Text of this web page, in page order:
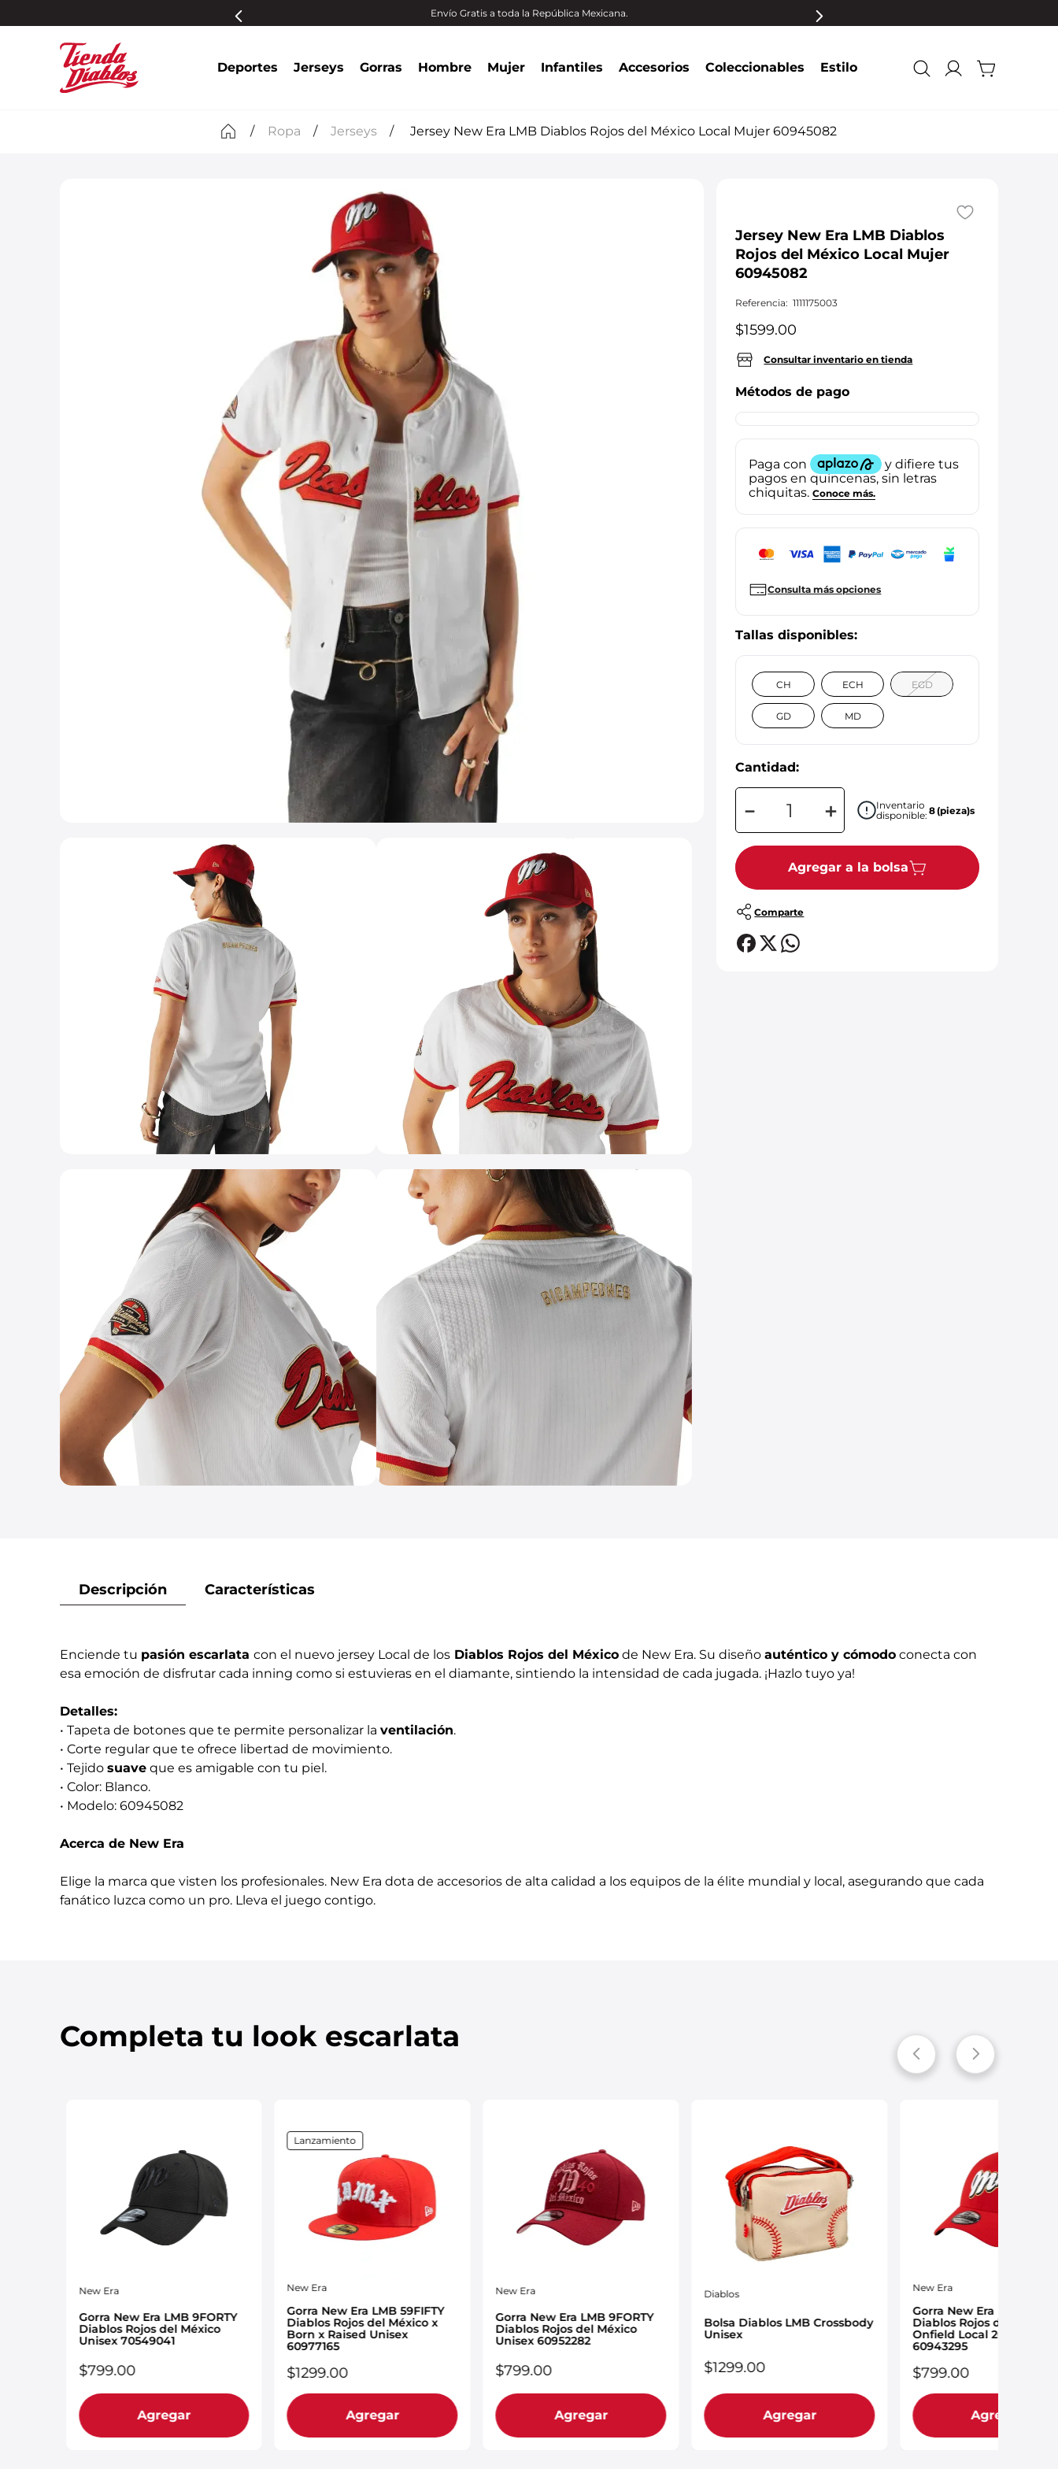
Envío Gratis a toda la República Mexicana.
Deportes Jerseys Gorras Hombre Mujer Infantiles Accesorios Coleccionables Estilo
Ropa Jerseys Jersey New Era LMB Diablos Rojos del México Local Mujer 60945082
Jersey New Era LMB Diablos
Rojos del México Local Mujer
60945082
Referencia: 1111175003
$1599.00
Consultar inventario en tienda
Métodos de pago
Consulta más opciones
CH ECH EGD
GD MD
Cantidad:
＋
－
Inventario
disponible: 8(pieza)s
Agregar a la bolsa
Comparte
Descripción Características
Enciende tu pasión escarlata con el nuevo jersey Local de los Diablos Rojos del México de New Era. Su diseño auténtico y cómodo conecta con
esa emoción de disfrutar cada inning como si estuvieras en el diamante, sintiendo la intensidad de cada jugada. ¡Hazlo tuyo ya!
Detalles:
• Tapeta de botones que te permite personalizar la ventilación.
• Corte regular que te ofrece libertad de movimiento.
• Tejido suave que es amigable con tu piel.
• Color: Blanco.
• Modelo: 60945082
Acerca de New Era
Elige la marca que visten los profesionales. New Era dota de accesorios de alta calidad a los equipos de la élite mundial y local, asegurando que cada
fanático luzca como un pro. Lleva el juego contigo.
Completa tu look escarlata
New Era
Gorra New Era LMB 9FORTY
Diablos Rojos del México
Unisex 70549041
$799.00
Agregar
Lanzamiento
New Era
Gorra New Era LMB 59FIFTY
Diablos Rojos del México x
Born x Raised Unisex
60977165
$1299.00
Agregar
New Era
Gorra New Era LMB 9FORTY
Diablos Rojos del México
Unisex 60952282
$799.00
Agregar
Diablos
Bolsa Diablos LMB Crossbody
Unisex
$1299.00
Agregar
New Era
Gorra New Era LMB
Diablos Rojos del México
Onfield Local 2026
60943295
$799.00
Agregar